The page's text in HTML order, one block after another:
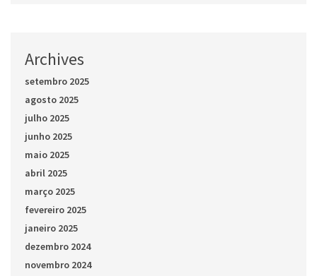
Archives
setembro 2025
agosto 2025
julho 2025
junho 2025
maio 2025
abril 2025
março 2025
fevereiro 2025
janeiro 2025
dezembro 2024
novembro 2024